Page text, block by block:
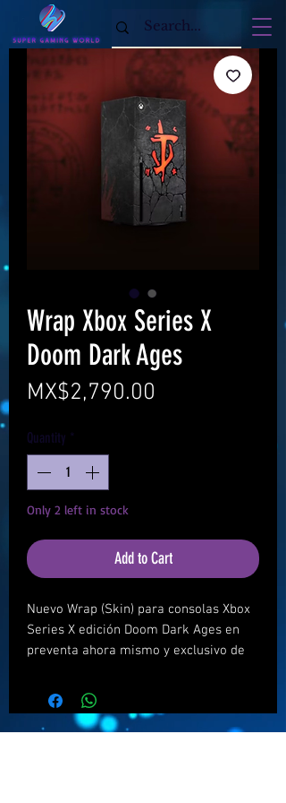
Wrap Xbox Series X
Doom Dark Ages
MX$2,790.00
Quantity *
Only 2 left in stock
Add to Cart
Nuevo Wrap (Skin) para consolas Xbox
Series X edición Doom Dark Ages en
preventa ahora mismo y exclusivo de
World. (ESTO NO ES UNA CONSOLA
XBOX SERIES X).
Envío gratis sólo en México con el